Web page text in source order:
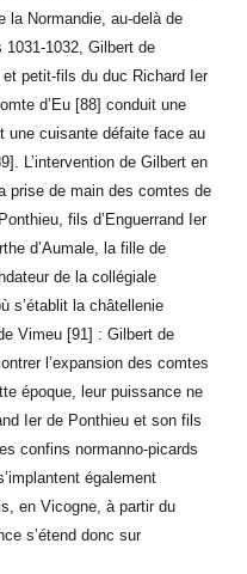
la Normandie, au-delà de
1031-1032, Gilbert de
petit-fils du duc Richard Ier
d’Eu [88] conduit une
une cuisante défaite face au
L’intervention de Gilbert en
prise de main des comtes de
fils d’Enguerrand Ier
d’Aumale, la fille de
de la collégiale
s’établit la châtellenie
Vimeu [91] : Gilbert de
l’expansion des comtes
époque, leur puissance ne
Ier de Ponthieu et son fils
confins normanno-picards
également
en Vicogne, à partir du
s’étend donc sur